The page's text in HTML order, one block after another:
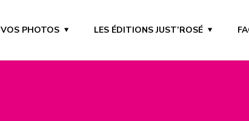
VOS PHOTOS LES ÉDITIONS JUST’ROSÉ